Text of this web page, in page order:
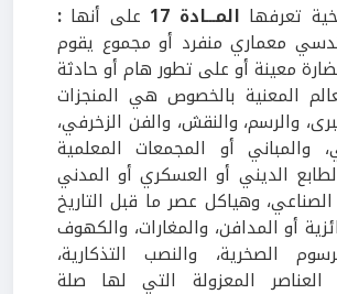
تعرفها المـــادة 17 على أنها :
معماري منفرد أو مجموع يقوم
معينة أو على تطور هام أو حادثة
المعنية بالخصوص هي المنجزات
والرسم، والنقش، والفن الزخرفي،
والمباني أو المجمعات المعلمية
الديني أو العسكري أو المدني
الصناعي، وهياكل عصر ما قبل التاريخ
أو المدافن، والمغارات، والكهوف
الصخرية، والنصب التذكارية،
العناصر المعزولة التي لها صلة